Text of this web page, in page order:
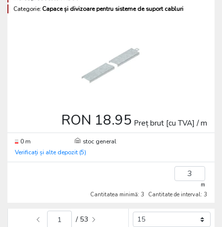
Categorie: Capace și divizoare pentru sisteme de suport cabluri
RON 18.95 Preț brut [cu TVA] / m
0 m
stoc general
Verificați și alte depozit (5)
m
Cantitatea minimă: 3
Cantitate de interval: 3
/ 53